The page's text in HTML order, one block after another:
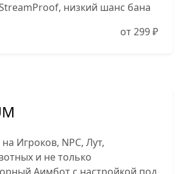
низкий шанс бана
от 299₽
Игроков, NPC, Лут,
и не только